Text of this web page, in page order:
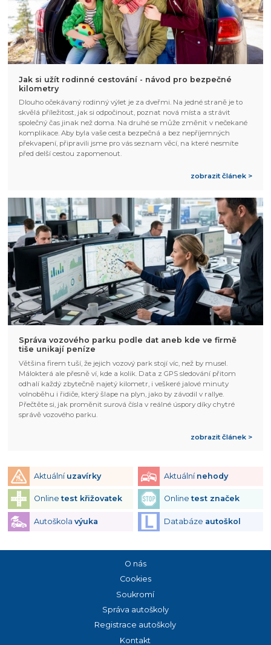
Jak si užít rodinné cestování - návod pro bezpečné
kilometry
Dlouho očekávaný rodinný výlet je za dveřmi. Na jedné straně je to
skvělá příležitost, jak si odpočinout, poznat nová místa a strávit
společný čas jinak než doma. Na druhé se může změnit v nečekané
komplikace. Aby byla vaše cesta bezpečná a bez nepříjemných
překvapení, připravili jsme pro vás seznam věcí, na které nesmíte
před delší cestou zapomenout.
zobrazit článek >
Správa vozového parku podle dat aneb kde ve firmě
tiše unikají peníze
Většina firem tuší, že jejich vozový park stojí víc, než by musel.
Málokterá ale přesně ví, kde a kolik. Data z GPS sledování přitom
odhalí každý zbytečně najetý kilometr, i veškeré jalové minuty
volnoběhu i řidiče, který šlape na plyn, jako by závodil v rallye.
Přečtěte si, jak proměnit surová čísla v reálné úspory díky chytré
správě vozového parku.
zobrazit článek >
Aktuální uzavírky Aktuální nehody
Onlinetest křižovatek Onlinetest značek
Autoškola výuka Databáze autoškol
O nás
Cookies
Soukromí
Správa autoškoly
Registrace autoškoly
Kontakt